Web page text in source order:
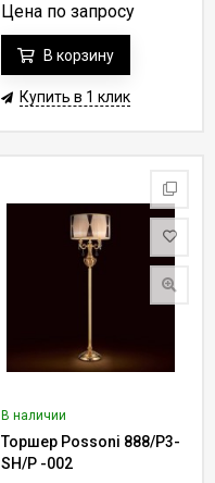
Цена по запросу
В корзину
Купить в 1 клик
В наличии
Торшер Possoni 888/P3-
SH/P -002